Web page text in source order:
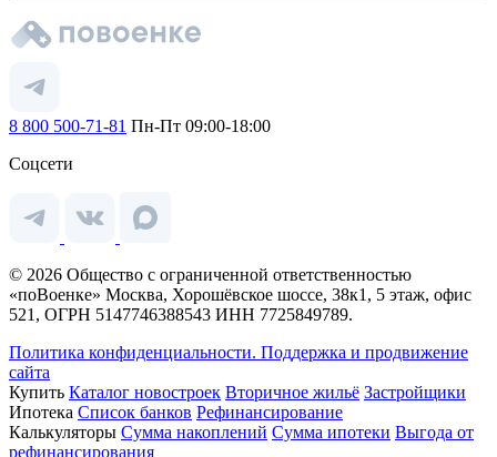
8 800 500-71-81 Пн-Пт 09:00-18:00
Соцсети
© 2026 Общество с ограниченной ответственностью
«поВоенке» Москва, Хорошёвское шоссе, 38к1, 5 этаж, офис
521, ОГРН 5147746388543 ИНН 7725849789.
Политика конфиденциальности. Поддержка и продвижение
сайта
Купить Каталог новостроек Вторичное жильё Застройщики
Ипотека Список банков Рефинансирование
Калькуляторы Сумма накоплений Сумма ипотеки Выгода от
рефинансирования